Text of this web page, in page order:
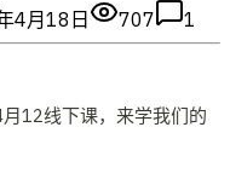
4月18日 707 1